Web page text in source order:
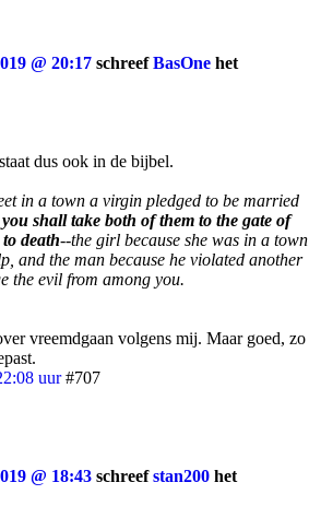
@ 20:17 schreefBasOne het
dus ook in de bijbel.
in a town a virgin pledged to be married
you shall take both of them to the gate of
death--the girl because she was in a town
and the man because he violated another
the evil from among you.
vreemdgaan volgens mij. Maar goed, zo
uur #707
@ 18:43 schreefstan200 het